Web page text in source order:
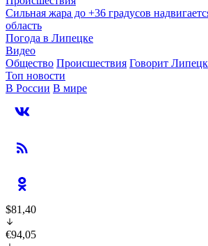
Сильная жара до +36 градусов
область
Погода в Липецке
Видео
Общество Происшествия Говорит Липецк
Топ новости
В России В мире
$81,40
€94,05